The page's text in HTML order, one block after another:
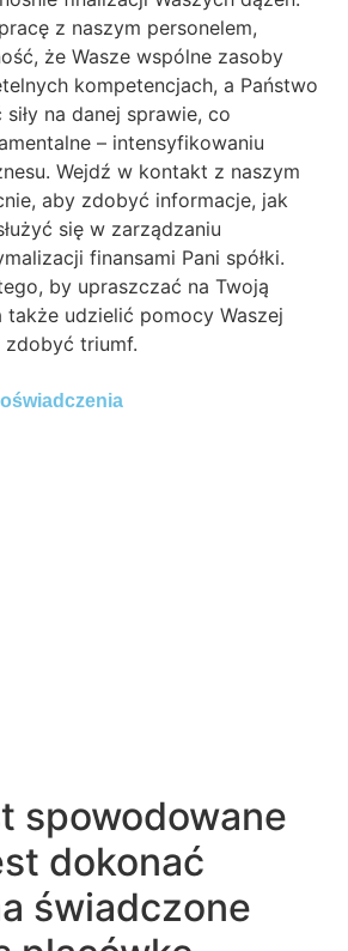
z naszym personelem,
że Wasze wspólne zasoby
kompetencjach, a Państwo
na danej sprawie, co
– intensyfikowaniu
Wejdź w kontakt z naszym
aby zdobyć informacje, jak
się w zarządzaniu
finansami Pani spółki.
by upraszczać na Twoją
także udzielić pomocy Waszej
triumf.
spowodowane
dokonać
świadczone